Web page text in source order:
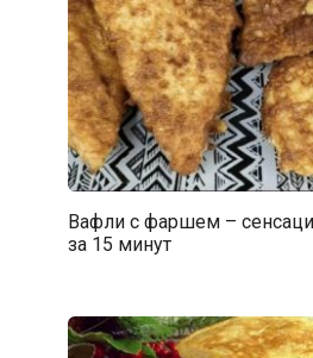
Вафли с фаршем –
за 15 минут